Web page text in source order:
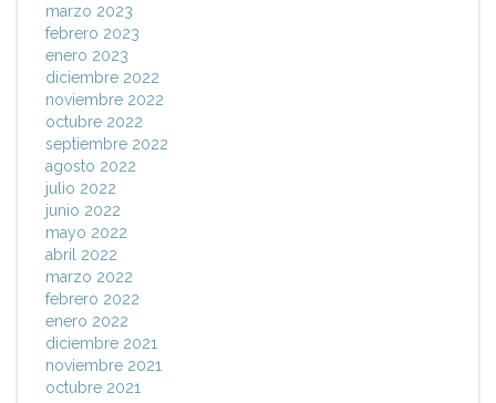
marzo 2023
febrero 2023
enero 2023
diciembre 2022
noviembre 2022
octubre 2022
septiembre 2022
agosto 2022
julio 2022
junio 2022
mayo 2022
abril 2022
marzo 2022
febrero 2022
enero 2022
diciembre 2021
noviembre 2021
octubre 2021